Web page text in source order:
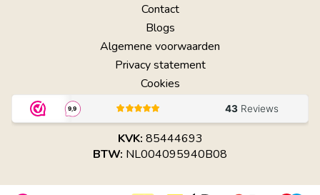
Contact
Blogs
Algemene voorwaarden
Privacy statement
Cookies
KVK: 85444693
BTW: NL004095940B08